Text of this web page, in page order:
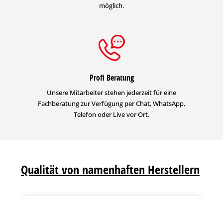
möglich.
Profi Beratung
Unsere Mitarbeiter stehen jederzeit für eine
Fachberatung zur Verfügung per Chat, WhatsApp,
Telefon oder Live vor Ort.
Qualität von namenhaften Herstellern